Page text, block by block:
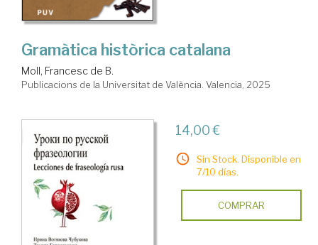
Gramàtica històrica catalana
Moll, Francesc de B.
Publicacions de la Universitat de València. Valencia, 2025
14,00 €
Sin Stock. Disponible en
7/10 días.
COMPRAR